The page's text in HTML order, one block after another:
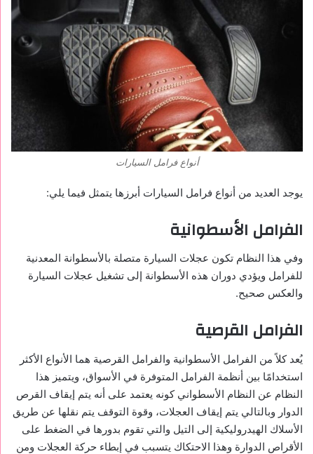
أنواع فرامل السيارات
يوجد العديد من أنواع فرامل السيارات أبرزها يتمثل فيما يلي:
الفرامل الأسطوانية
وفي هذا النظام تكون عجلات السيارة متصلة بالأسطوانة المعدنية
للفرامل ويؤدي دوران هذه الأسطوانة إلى تشغيل عجلات السيارة
والعكس صحيح.
الفرامل القرصية
يُعد كلاً من الفرامل الأسطوانية والفرامل القرصية هما الأنواع الأكثر
استخدامًا بين أنظمة الفرامل المتوفرة في الأسواق، ويتميز هذا
النظام عن النظام الأسطواني كونه يعتمد على أنه يتم إيقاف القرص
الدوار وبالتالي يتم إيقاف العجلات، وقوة التوقف يتم نقلها عن طريق
الأسلاك الهيدروليكية إلى التيل والتي تقوم بدورها في الضغط على
الأقراص الدوارة وهذا الاحتكاك يتسبب في إبطاء حركة العجلات ومن